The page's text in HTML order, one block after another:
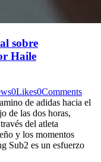
sobre
Haile
0Likes0Comments
de adidas hacia el
de las dos horas,
del atleta
y los momentos
Sub2 es un esfuerzo